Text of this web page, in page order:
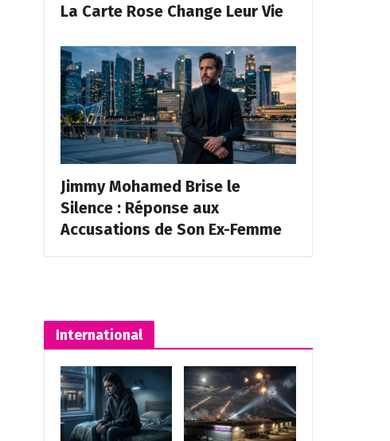
La Carte Rose Change Leur Vie
Jimmy Mohamed Brise le
Silence : Réponse aux
Accusations de Son Ex-Femme
International